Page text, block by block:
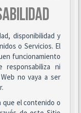
disponibilidad y
o Servicios. El
funcionamiento
ni
no vaya a ser
que el contenido o